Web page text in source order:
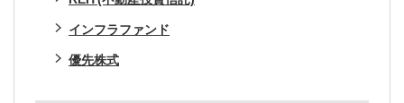
インフラファンド
優先株式